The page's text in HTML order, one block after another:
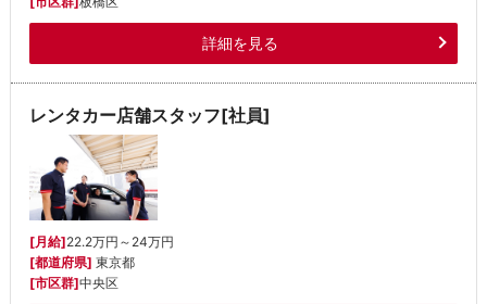
詳細を見る
レンタカー店舗スタッフ[社員]
[月給]22.2万円～24万円
[都道府県] 東京都
[市区群]中央区